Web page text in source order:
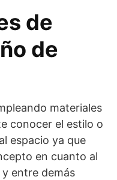
de
de
materiales
conocer el estilo o
espacio ya que
en cuanto al
entre demás